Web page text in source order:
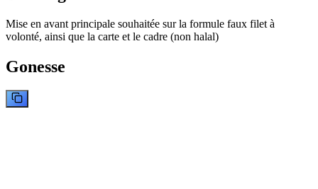
Mise en avant principale souhaitée sur la formule faux filet à
volonté, ainsi que la carte et le cadre (non halal)
Gonesse